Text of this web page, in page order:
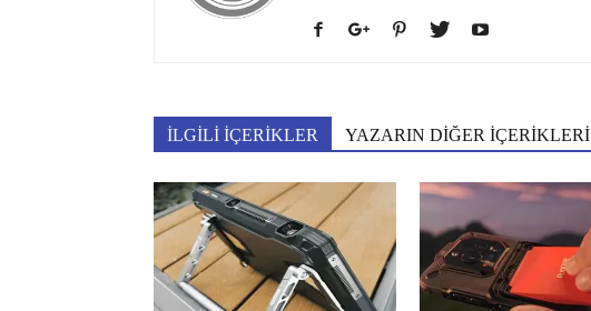
İLGİLİ İÇERİKLER YAZARIN DİĞER İÇERİKLERİ